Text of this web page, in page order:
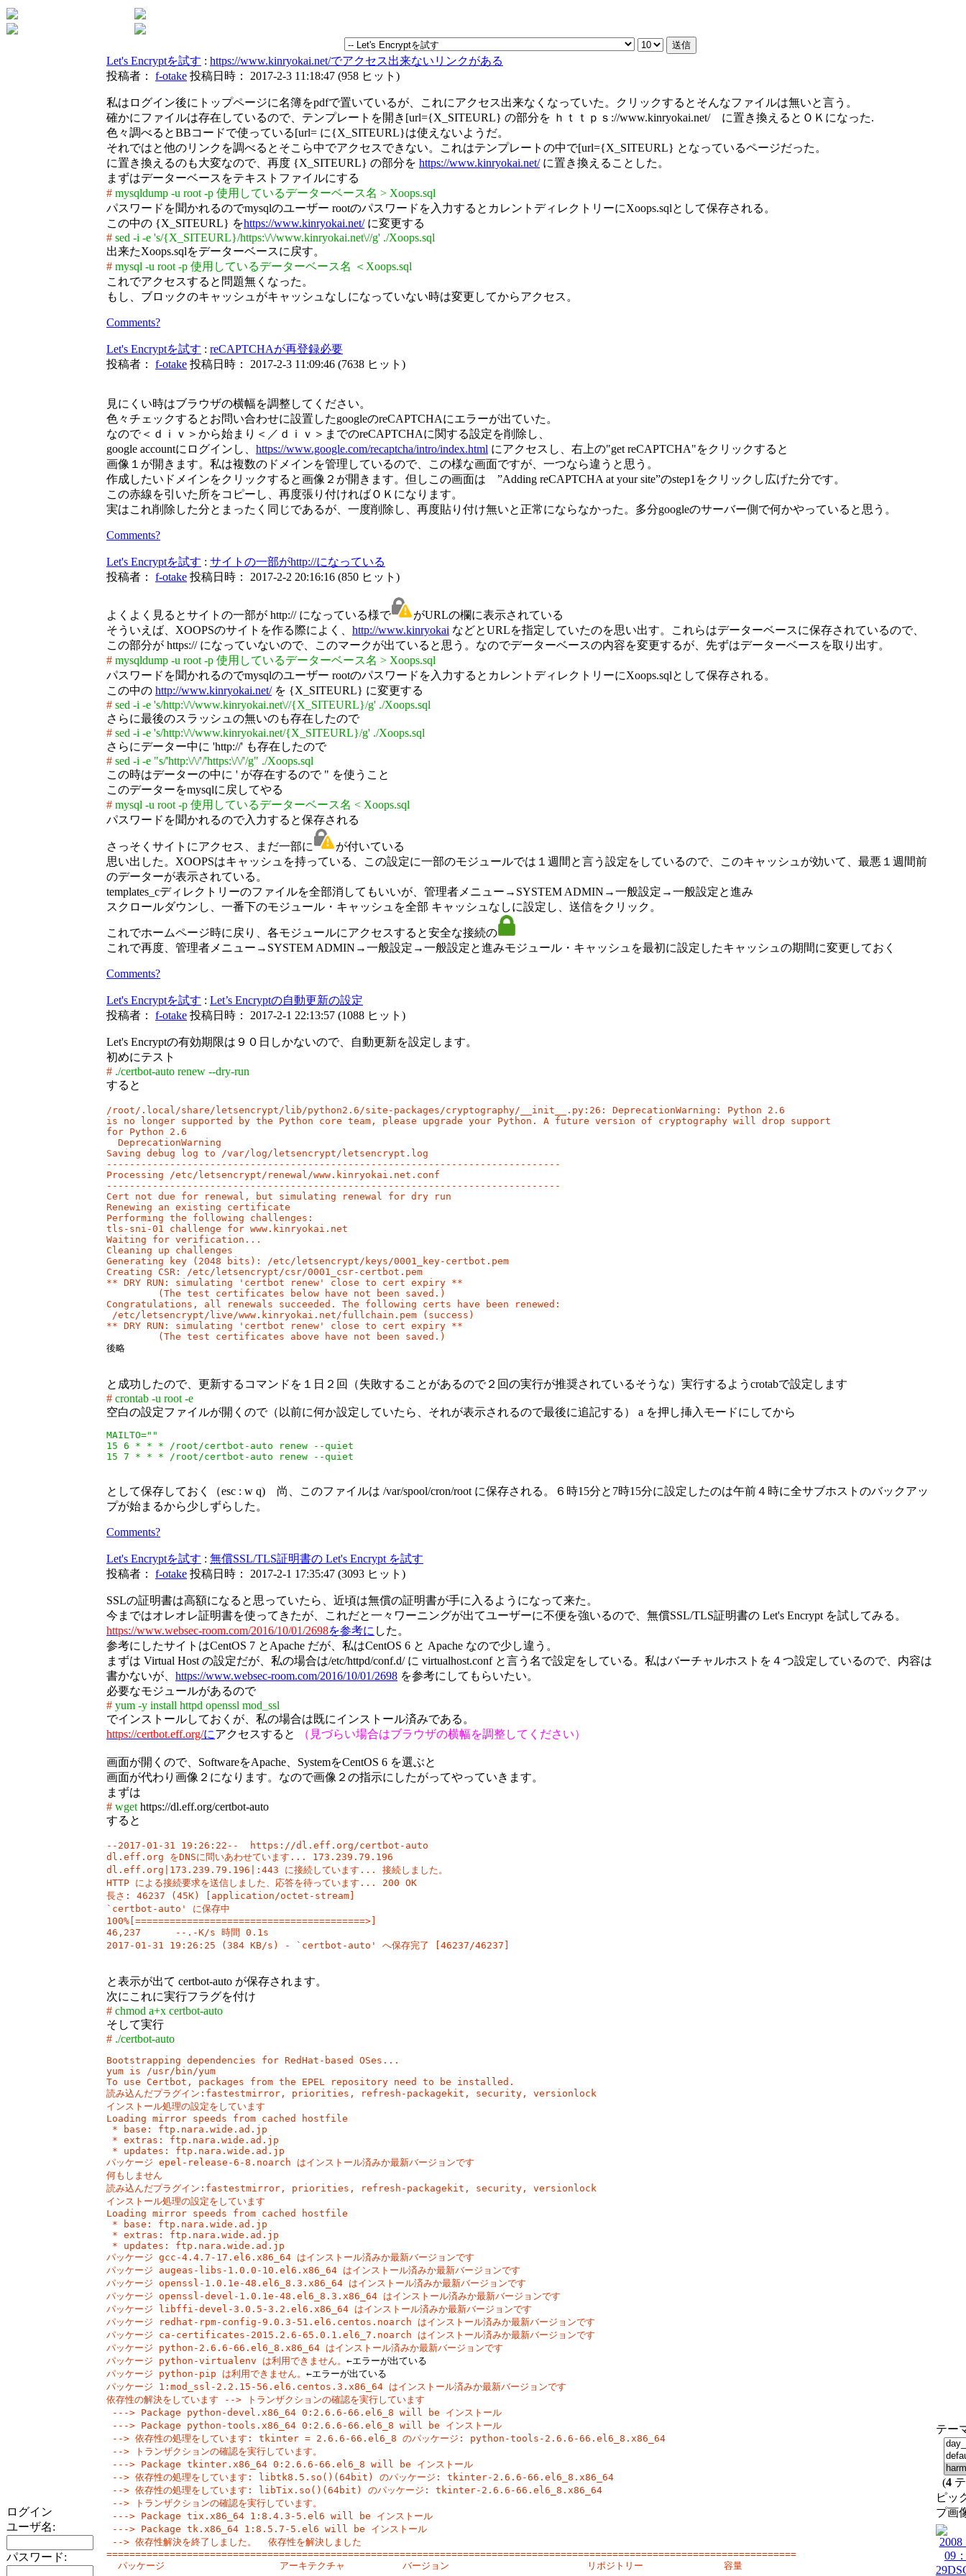
ログイン
ユーザ名:
パスワード:
Let's Encryptを試す : https://www.kinryokai.net/でアクセス出来ないリンクがある
投稿者： f-otake 投稿日時： 2017-2-3 11:18:47 (958 ヒット )
私はログイン後にトップページに名簿をpdfで置いているが、これにアクセス出来なくなっていた。クリックするとそんなファイルは無いと言う。
確かにファイルは存在しているので、テンプレートを開き[url={X_SITEURL} の部分を ｈｔｔｐｓ://www.kinryokai.net/ に置き換えるとＯＫになった.
色々調べるとBBコードで使っている[url= に{X_SITEURL}は使えないようだ。
それではと他のリンクを調べるとそこら中でアクセスできない。これはテンプレートの中で[url={X_SITEURL} となっているページだった。
に置き換えるのも大変なので、再度 {X_SITEURL} の部分を https://www.kinryokai.net/に置き換えることした。
まずはデーターベースをテキストファイルにする
# mysqldump -u root -p 使用しているデーターベース名 > Xoops.sql
パスワードを聞かれるのでmysqlのユーザー rootのパスワードを入力するとカレントディレクトリーにXoops.sqlとして保存される。
この中の {X_SITEURL} をhttps://www.kinryokai.net/に変更する
# sed -i -e 's/{X_SITEURL}/https:\/\/www.kinryokai.net\//g' ./Xoops.sql
出来たXoops.sqlをデーターベースに戻す。
# mysql -u root -p 使用しているデーターベース名 ＜Xoops.sql
これでアクセスすると問題無くなった。
もし、ブロックのキャッシュがキャッシュなしになっていない時は変更してからアクセス。
Comments?
Let's Encryptを試す : reCAPTCHAが再登録必要
投稿者： f-otake 投稿日時： 2017-2-3 11:09:46 (7638 ヒット )
見にくい時はブラウザの横幅を調整してください。
色々チェックするとお問い合わせに設置したgoogleのreCAPTCHAにエラーが出ていた。
なので＜ｄｉｖ＞から始まり＜／ｄｉｖ＞までのreCAPTCHAに関する設定を削除し、
google accountにログインし、 https://www.google.com/recaptcha/intro/index.html にアクセスし、右上の"get reCAPTCHA"をクリックすると
画像１が開きます。私は複数のドメインを管理しているので、この様な画面ですが、一つなら違うと思う。
作成したいドメインをクリックすると画像２が開きます。但しこの画面は ”Adding reCAPTCHA at your site”のstep1をクリックし広げた分です。
この赤線を引いた所をコピーし、再度張り付ければＯＫになります。
実はこれ削除した分とまったく同じであるが、一度削除し、再度貼り付け無いと正常にならなかった。多分googleのサーバー側で何かやっていると思う。
Comments?
Let's Encryptを試す : サイトの一部がhttp://になっている
投稿者： f-otake 投稿日時： 2017-2-2 20:16:16 (850 ヒット )
よくよく見るとサイトの一部が http:// になっている様で
がURLの欄に表示されている
そういえば、XOOPSのサイトを作る際によく、 http://www.kinryokai などとURLを指定していたのを思い出す。これらはデーターベースに保存されているので、
この部分が https:// になっていないので、このマークが出ていると思う。なのでデーターベースの内容を変更するが、先ずはデーターベースを取り出す。
# mysqldump -u root -p 使用しているデーターベース名 > Xoops.sql
パスワードを聞かれるのでmysqlのユーザー rootのパスワードを入力するとカレントディレクトリーにXoops.sqlとして保存される。
この中の http://www.kinryokai.net/を {X_SITEURL} に変更する
# sed -i -e 's/http:\/\/www.kinryokai.net\//{X_SITEURL}/g' ./Xoops.sql
さらに最後のスラッシュの無いのも存在したので
# sed -i -e 's/http:\/\/www.kinryokai.net/{X_SITEURL}/g' ./Xoops.sql
さらにデーター中に 'http://' も存在したので
# sed -i -e "s/'http:\/\/'/'https:\/\/'/g" ./Xoops.sql
この時はデーターの中に ' が存在するので " を使うこと
このデーターをmysqlに戻してやる
# mysql -u root -p 使用しているデーターベース名 < Xoops.sql
パスワードを聞かれるので入力すると保存される
さっそくサイトにアクセス、まだ一部に
が付いている
思い出した。XOOPSはキャッシュを持っている、この設定に一部のモジュールでは１週間と言う設定をしているので、このキャッシュが効いて、最悪１週間前
のデーターが表示されている。
templates_cディレクトリーのファイルを全部消してもいいが、管理者メニュー→SYSTEM ADMIN→一般設定→一般設定と進み
スクロールダウンし、一番下のモジュール・キャッシュを全部 キャッシュなしに設定し、送信をクリック。
これでホームページ時に戻り、各モジュールにアクセスすると安全な接続の
これで再度、管理者メニュー→SYSTEM ADMIN→一般設定→一般設定と進みモジュール・キャッシュを最初に設定したキャッシュの期間に変更しておく
Comments?
Let's Encryptを試す : Let’s Encryptの自動更新の設定
投稿者： f-otake 投稿日時： 2017-2-1 22:13:57 (1088 ヒット )
Let's Encryptの有効期限は９０日しかないので、自動更新を設定します。
初めにテスト
# ./certbot-auto renew --dry-run
すると
/root/.local/share/letsencrypt/lib/python2.6/site-packages/cryptography/__init__.py:26: DeprecationWarning: Python 2.6
is no longer supported by the Python core team, please upgrade your Python. A future version of cryptography will drop support
for Python 2.6
  DeprecationWarning
Saving debug log to /var/log/letsencrypt/letsencrypt.log
-------------------------------------------------------------------------------
Processing /etc/letsencrypt/renewal/www.kinryokai.net.conf
-------------------------------------------------------------------------------
Cert not due for renewal, but simulating renewal for dry run
Renewing an existing certificate
Performing the following challenges:
tls-sni-01 challenge for www.kinryokai.net
Waiting for verification...
Cleaning up challenges
Generating key (2048 bits): /etc/letsencrypt/keys/0001_key-certbot.pem
Creating CSR: /etc/letsencrypt/csr/0001_csr-certbot.pem
** DRY RUN: simulating 'certbot renew' close to cert expiry **
         (The test certificates below have not been saved.)
Congratulations, all renewals succeeded. The following certs have been renewed:
/etc/letsencrypt/live/www.kinryokai.net/fullchain.pem (success)
** DRY RUN: simulating 'certbot renew' close to cert expiry **
         (The test certificates above have not been saved.)
後略
と成功したので、更新するコマンドを１日２回（失敗することがあるので２回の実行が推奨されているそうな）実行するようcrotabで設定します
# crontab -u root -e
空白の設定ファイルが開くので（以前に何か設定していたら、それが表示されるので最後に追記する） a を押し挿入モードにしてから
MAILTO=""
15 6 * * * /root/certbot-auto renew --quiet
15 7 * * * /root/certbot-auto renew --quiet
として保存しておく（esc : w q) 尚、このファイルは /var/spool/cron/root に保存される。６時15分と7時15分に設定したのは午前４時に全サブホストのバックアッ
プが始まるから少しずらした。
Comments?
Let's Encryptを試す : 無償SSL/TLS証明書の Let's Encrypt を試す
投稿者： f-otake 投稿日時： 2017-2-1 17:35:47 (3093 ヒット )
SSLの証明書は高額になると思っていたら、近頃は無償の証明書が手に入るようになって来た。
今まではオレオレ証明書を使ってきたが、これだと一々ワーニングが出てユーザーに不便を強いるので、無償SSL/TLS証明書の Let's Encrypt を試してみる。
https://www.websec-room.com/2016/10/01/2698を参考に した。
参考にしたサイトはCentOS 7 とApache だが、私はCentOS 6 と Apache なので少し違う。
まずは Virtual Host の設定だが、私の場合は/etc/httpd/conf.d/ に virtualhost.conf と言う名で設定をしている。私はバーチャルホストを４つ設定しているので、内容は
書かないが、 https://www.websec-room.com/2016/10/01/2698 を参考にしてもらいたい。
必要なモジュールがあるので
# yum -y install httpd openssl mod_ssl
でインストールしておくが、私の場合は既にインストール済みである。
https://certbot.eff.org/にアクセスすると （見づらい場合はブラウザの横幅を調整してください）
画面が開くので、SoftwareをApache、SystemをCentOS 6 を選ぶと
画面が代わり画像２になります。なので画像２の指示にしたがってやっていきます。
まずは
# wget https://dl.eff.org/certbot-auto
すると
--2017-01-31 19:26:22--  https://dl.eff.org/certbot-auto
dl.eff.org をDNSに問いあわせています... 173.239.79.196
dl.eff.org|173.239.79.196|:443 に接続しています... 接続しました。
HTTP による接続要求を送信しました、応答を待っています... 200 OK
長さ: 46237 (45K) [application/octet-stream]
`certbot-auto' に保存中
100%[========================================>]
46,237      --.-K/s 時間 0.1s
2017-01-31 19:26:25 (384 KB/s) - `certbot-auto' へ保存完了 [46237/46237]
と表示が出て certbot-auto が保存されます。
次にこれに実行フラグを付け
# chmod a+x certbot-auto
そして実行
# ./certbot-auto
Bootstrapping dependencies for RedHat-based OSes...
yum is /usr/bin/yum
To use Certbot, packages from the EPEL repository need to be installed.
読み込んだプラグイン:fastestmirror, priorities, refresh-packagekit, security, versionlock
インストール処理の設定をしています
Loading mirror speeds from cached hostfile
* base: ftp.nara.wide.ad.jp
* extras: ftp.nara.wide.ad.jp
* updates: ftp.nara.wide.ad.jp
パッケージ epel-release-6-8.noarch はインストール済みか最新バージョンです
何もしません
読み込んだプラグイン:fastestmirror, priorities, refresh-packagekit, security, versionlock
インストール処理の設定をしています
Loading mirror speeds from cached hostfile
* base: ftp.nara.wide.ad.jp
* extras: ftp.nara.wide.ad.jp
* updates: ftp.nara.wide.ad.jp
パッケージ gcc-4.4.7-17.el6.x86_64 はインストール済みか最新バージョンです
パッケージ augeas-libs-1.0.0-10.el6.x86_64 はインストール済みか最新バージョンです
パッケージ openssl-1.0.1e-48.el6_8.3.x86_64 はインストール済みか最新バージョンです
パッケージ openssl-devel-1.0.1e-48.el6_8.3.x86_64 はインストール済みか最新バージョンです
パッケージ libffi-devel-3.0.5-3.2.el6.x86_64 はインストール済みか最新バージョンです
パッケージ redhat-rpm-config-9.0.3-51.el6.centos.noarch はインストール済みか最新バージョンです
パッケージ ca-certificates-2015.2.6-65.0.1.el6_7.noarch はインストール済みか最新バージョンです
パッケージ python-2.6.6-66.el6_8.x86_64 はインストール済みか最新バージョンです
パッケージ python-virtualenv は利用できません。 ←エラーが出ている
パッケージ python-pip は利用できません。 ←エラーが出ている
パッケージ 1:mod_ssl-2.2.15-56.el6.centos.3.x86_64 はインストール済みか最新バージョンです
依存性の解決をしています --> トランザクションの確認を実行しています
---> Package python-devel.x86_64 0:2.6.6-66.el6_8 will be インストール
---> Package python-tools.x86_64 0:2.6.6-66.el6_8 will be インストール
--> 依存性の処理をしています: tkinter = 2.6.6-66.el6_8 のパッケージ: python-tools-2.6.6-66.el6_8.x86_64
--> トランザクションの確認を実行しています。
---> Package tkinter.x86_64 0:2.6.6-66.el6_8 will be インストール
--> 依存性の処理をしています: libtk8.5.so()(64bit) のパッケージ: tkinter-2.6.6-66.el6_8.x86_64
--> 依存性の処理をしています: libTix.so()(64bit) のパッケージ: tkinter-2.6.6-66.el6_8.x86_64
--> トランザクションの確認を実行しています。
---> Package tix.x86_64 1:8.4.3-5.el6 will be インストール
---> Package tk.x86_64 1:8.5.7-5.el6 will be インストール
--> 依存性解決を終了しました。  依存性を解決しました
========================================================================================================================
  パッケージ                    アーキテクチャ          バージョン                        リポジトリー              容量
テー
(4
ピッ
プ画